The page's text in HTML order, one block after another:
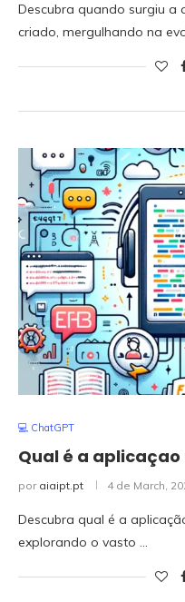
Descubra quando surgiu
criado, mergulhando na
💻 ChatGPT
Qual é a aplicaçao
por aiaipt.pt 4 de March,
Descubra qual é a
explorando o vasto …